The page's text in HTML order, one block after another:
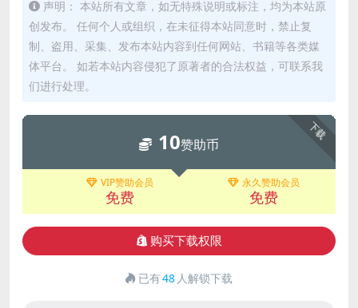
声明： 本站所有文章，如无特殊说明或标注，均为本站原
创发布。 任何个人或组织，在未征得本站同意时，禁止复
制、盗用、采集、发布本站内容到任何网站、书籍等各类媒
体平台。 如若本站内容侵犯了原著者的合法权益，可联系我
们进行处理。
下载
10赞助币
VIP赞助会员
免费
永久赞助会员
免费
购买下载权限
已有48 人解锁下载